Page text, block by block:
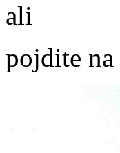
ali
pojdite na